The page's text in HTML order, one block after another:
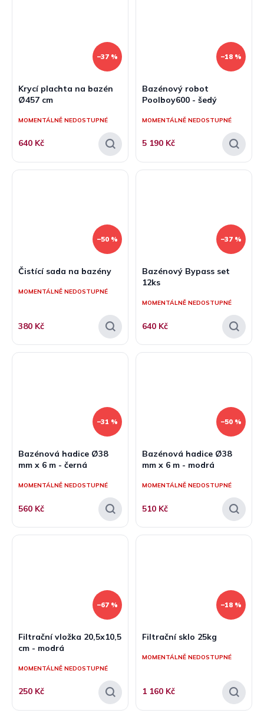
–37 %
Krycí plachta na bazén
Ø457 cm
MOMENTÁLNĚ NEDOSTUPNÉ
640 Kč
–18 %
Bazénový robot
Poolboy600 - šedý
MOMENTÁLNĚ NEDOSTUPNÉ
5 190 Kč
–50 %
Čistící sada na bazény
MOMENTÁLNĚ NEDOSTUPNÉ
380 Kč
–37 %
Bazénový Bypass set
12ks
MOMENTÁLNĚ NEDOSTUPNÉ
640 Kč
–31 %
Bazénová hadice Ø38
mm x 6 m - černá
MOMENTÁLNĚ NEDOSTUPNÉ
560 Kč
–50 %
Bazénová hadice Ø38
mm x 6 m - modrá
MOMENTÁLNĚ NEDOSTUPNÉ
510 Kč
–67 %
Filtrační vložka 20,5x10,5
cm - modrá
MOMENTÁLNĚ NEDOSTUPNÉ
250 Kč
–18 %
Filtrační sklo 25kg
MOMENTÁLNĚ NEDOSTUPNÉ
1 160 Kč